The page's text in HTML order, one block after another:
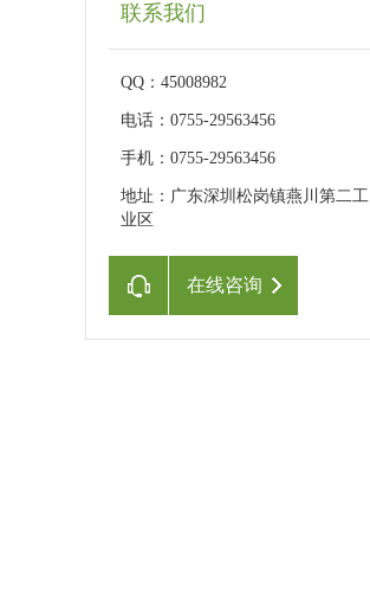
联系我们
QQ：45008982
电话：0755-29563456
手机：0755-29563456
地址：广东深圳松岗镇燕川第二工
业区
在线咨询